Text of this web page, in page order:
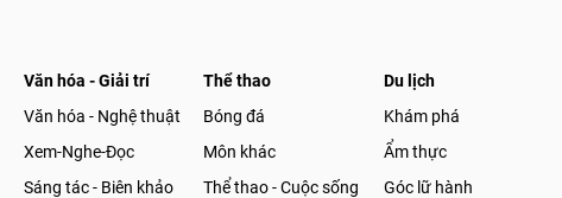
Văn hóa - Giải trí
Văn hóa - Nghệ thuật
Xem-Nghe-Đọc
Sáng tác - Biên khảo
Thể thao
Bóng đá
Môn khác
Thể thao - Cuộc sống
Du lịch
Khám phá
Ẩm thực
Góc lữ hành